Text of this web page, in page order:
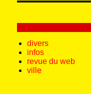
divers
infos
revue du web
ville